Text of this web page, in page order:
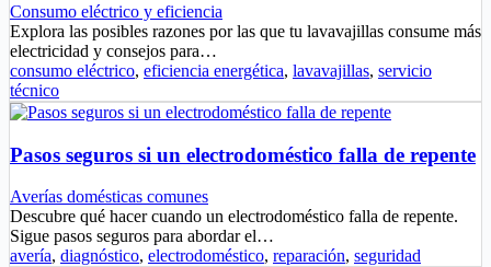
Consumo eléctrico y eficiencia
Explora las posibles razones por las que tu lavavajillas consume más
electricidad y consejos para…
consumo eléctrico, eficiencia energética, lavavajillas, servicio
técnico
Pasos seguros si un electrodoméstico falla de repente
Averías domésticas comunes
Descubre qué hacer cuando un electrodoméstico falla de repente.
Sigue pasos seguros para abordar el…
avería, diagnóstico, electrodoméstico, reparación, seguridad